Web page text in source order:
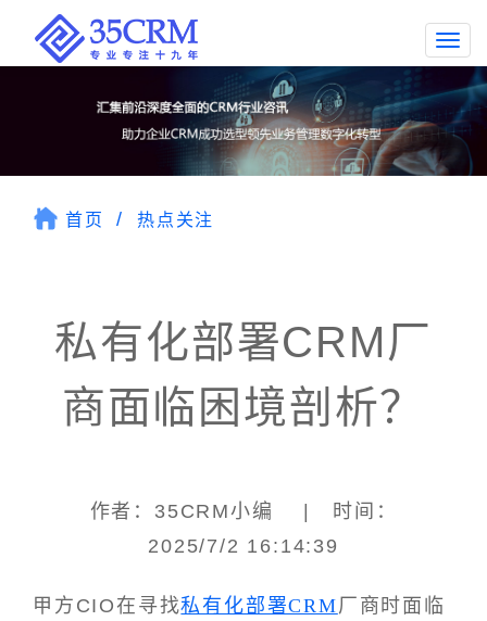
首页 热点关注
私有化部署CRM厂
商面临困境剖析？
作者：35CRM小编 | 时间：
2025/7/2 16:14:39
甲方CIO在寻找私有化部署CRM厂商时面临